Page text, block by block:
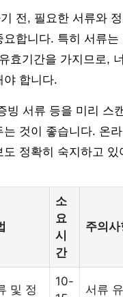
전, 필요한 서류와
합니다. 특히 서류는
효기간을 가지므로,
야 합니다.
빙 서류 등을 미리 스
는 것이 좋습니다. 온
도 정확히 숙지하고 있
소
요
시
간
주의사
및 정
10-
서류